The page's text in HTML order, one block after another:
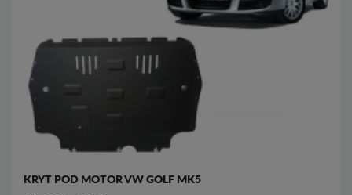
KRYT POD MOTOR VW GOLF MK5